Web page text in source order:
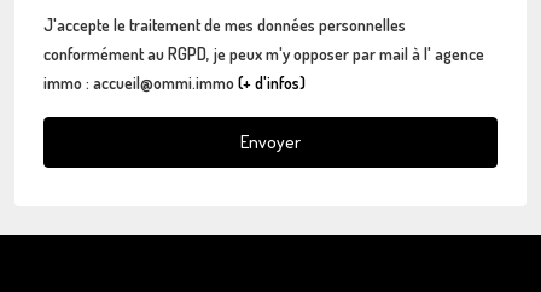
J'accepte le traitement de mes données personnelles
conformément au RGPD, je peux m'y opposer par mail à l' agence
immo : accueil@ommi.immo(+ d'infos)
Envoyer